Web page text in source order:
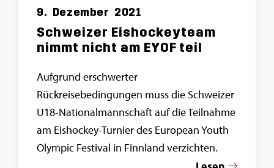
9. Dezember 2021
Schweizer Eishockeyteam
nimmt nicht am EYOF teil
Aufgrund erschwerter
Rückreisebedingungen muss die Schweizer
U18-Nationalmannschaft auf die Teilnahme
am Eishockey-Turnier des European Youth
Olympic Festival in Finnland verzichten.